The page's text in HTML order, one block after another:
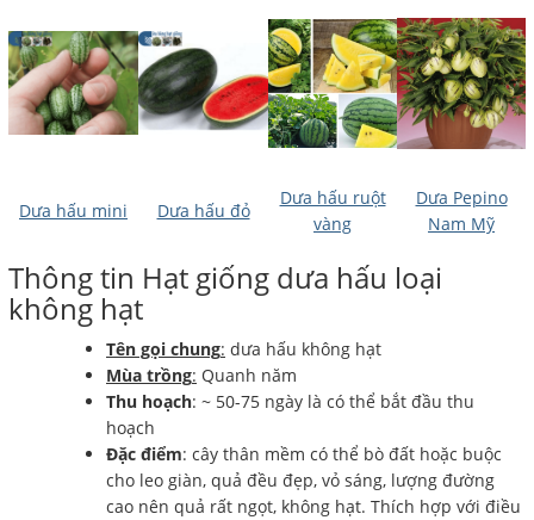
Dưa hấu mini Dưa hấu đỏ
Dưa hấu ruột
vàng
Dưa Pepino
Nam Mỹ
Thông tin Hạt giống dưa hấu loại
không hạt
Tên gọi chung: dưa hấu không hạt
Mùa trồng: Quanh năm
Thu hoạch: ~ 50-75 ngày là có thể bắt đầu thu
hoạch
Đặc điểm: cây thân mềm có thể bò đất hoặc buộc
cho leo giàn, quả đều đẹp, vỏ sáng, lượng đường
cao nên quả rất ngọt, không hạt. Thích hợp với điều